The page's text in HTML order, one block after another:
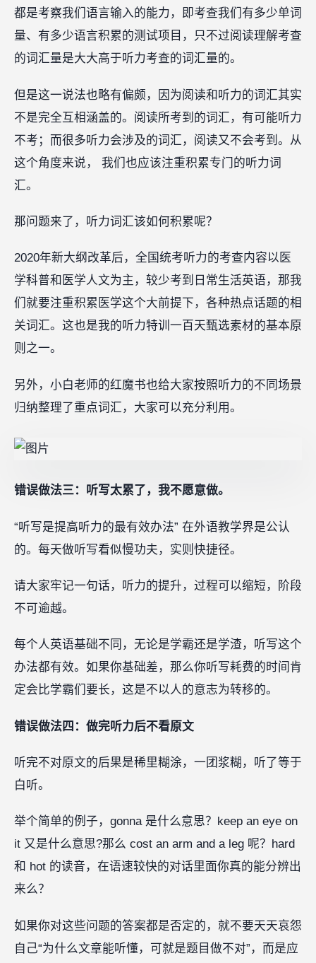
都是考察我们语言输入的能力，即考查我们有多少单词
量、有多少语言积累的测试项目，只不过阅读理解考查
的词汇量是大大高于听力考查的词汇量的。
但是这一说法也略有偏颇，因为阅读和听力的词汇其实
不是完全互相涵盖的。阅读所考到的词汇，有可能听力
不考；而很多听力会涉及的词汇，阅读又不会考到。从
这个角度来说， 我们也应该注重积累专门的听力词
汇。
那问题来了，听力词汇该如何积累呢？
2020年新大纲改革后，全国统考听力的考查内容以医
学科普和医学人文为主，较少考到日常生活英语，那我
们就要注重积累医学这个大前提下，各种热点话题的相
关词汇。这也是我的听力特训一百天甄选素材的基本原
则之一。
另外，小白老师的红魔书也给大家按照听力的不同场景
归纳整理了重点词汇，大家可以充分利用。
错误做法三：听写太累了，我不愿意做。
“听写是提高听力的最有效办法” 在外语教学界是公认
的。每天做听写看似慢功夫，实则快捷径。
请大家牢记一句话，听力的提升，过程可以缩短，阶段
不可逾越。
每个人英语基础不同，无论是学霸还是学渣，听写这个
办法都有效。如果你基础差，那么你听写耗费的时间肯
定会比学霸们要长，这是不以人的意志为转移的。
错误做法四：做完听力后不看原文
听完不对原文的后果是稀里糊涂，一团浆糊，听了等于
白听。
举个简单的例子，gonna 是什么意思？keep an eye on
it 又是什么意思?那么 cost an arm and a leg 呢？hard
和 hot 的读音，在语速较快的对话里面你真的能分辨出
来么？
如果你对这些问题的答案都是否定的，就不要天天哀怨
自己“为什么文章能听懂，可就是题目做不对”，而是应